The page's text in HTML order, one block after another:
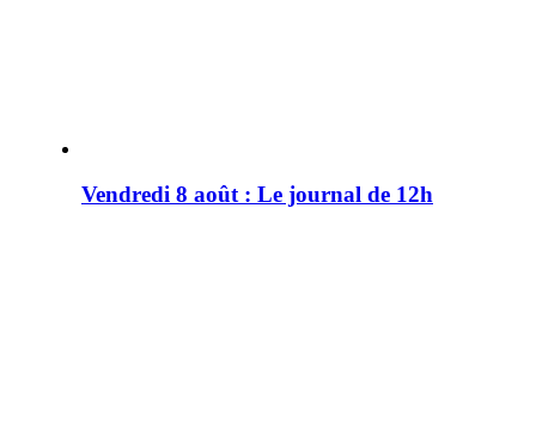
Vendredi 8 août : Le journal de 12h